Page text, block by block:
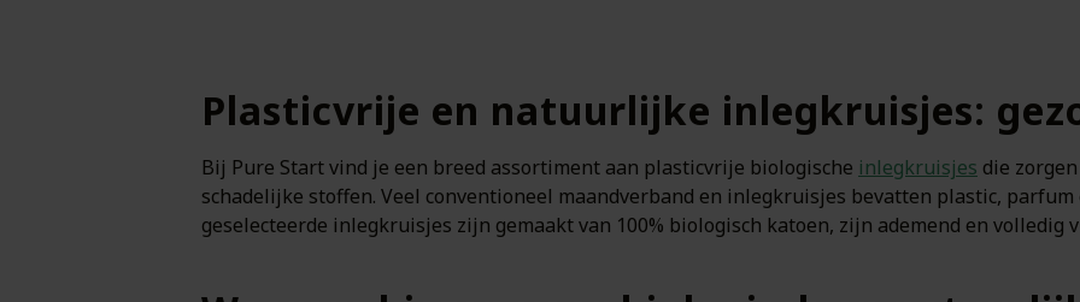
Plasticvrije en natuurlijke inlegkruisjes:
Bij Pure Start vind je een breed assortiment aan plasticvrije biologische inlegkruisjes die
schadelijke stoffen. Veel conventioneel maandverband en inlegkruisjes bevatten plastic,
geselecteerde inlegkruisjes zijn gemaakt van 100% biologisch katoen, zijn ademend en volledig